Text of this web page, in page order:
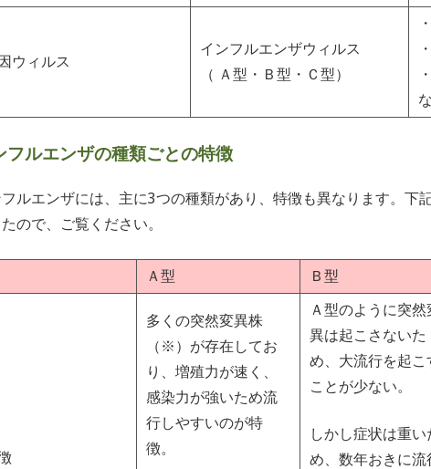
ウィルス
インフルエンザウィルス
（ Ａ型・Ｂ型・Ｃ型）
フルエンザの種類ごとの特徴
ルエンザには、主に3つの種類があり、特徴も異なります。下
ので、ご覧ください。
Ａ型 Ｂ型
多くの突然変異株
（※）が存在してお
り、増殖力が速く、
感染力が強いため流
行しやすいのが特
徴。
Ａ型のように突然
異は起こさないた
め、大流行を起こ
ことが少ない。
しかし症状は重い
め、数年おきに流